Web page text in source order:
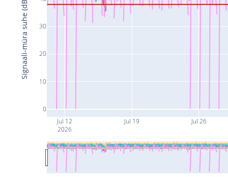
Jul 12
2026
Jul 19 Jul 26
0
10
20
30
Signaali-müra suhe (dB)